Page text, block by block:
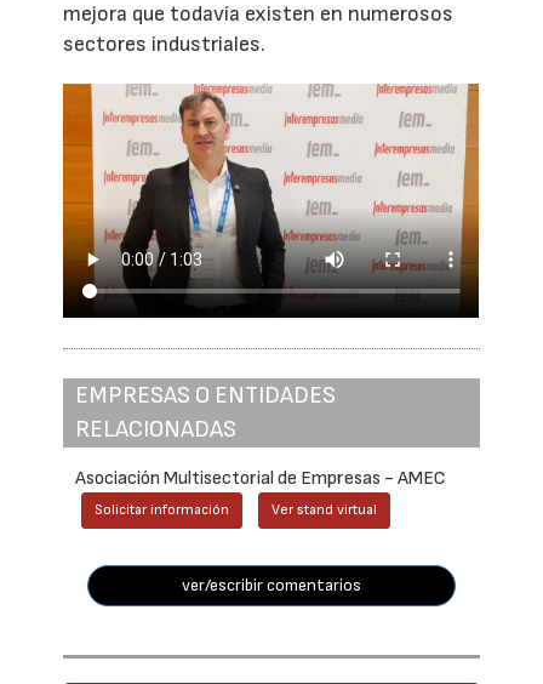
mejora que todavía existen en numerosos
sectores industriales.
EMPRESAS O ENTIDADES
RELACIONADAS
Asociación Multisectorial de Empresas - AMEC
Solicitar información Ver stand virtual
ver/escribir comentarios